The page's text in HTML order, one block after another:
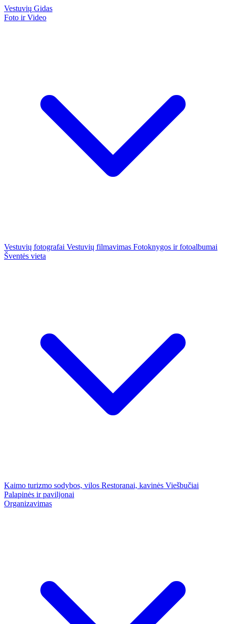
Vestuvių Gidas
Foto ir Video
Vestuvių fotografai Vestuvių filmavimas Fotoknygos ir fotoalbumai
Šventės vieta
Kaimo turizmo sodybos, vilos Restoranai, kavinės Viešbučiai
Palapinės ir paviljonai
Organizavimas